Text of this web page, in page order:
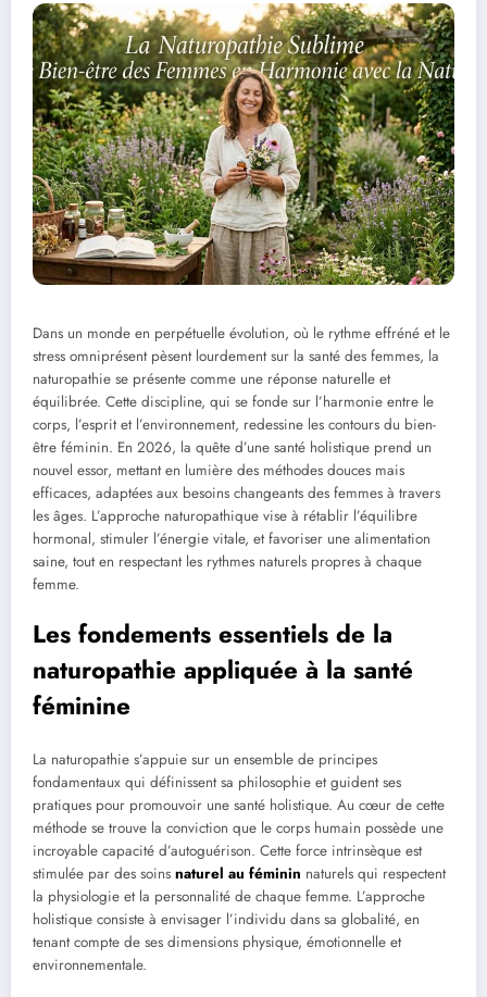
Dans un monde en perpétuelle évolution, où le rythme effréné et le
stress omniprésent pèsent lourdement sur la santé des femmes, la
naturopathie se présente comme une réponse naturelle et
équilibrée. Cette discipline, qui se fonde sur l’harmonie entre le
corps, l’esprit et l’environnement, redessine les contours du bien-
être féminin. En 2026, la quête d’une santé holistique prend un
nouvel essor, mettant en lumière des méthodes douces mais
efficaces, adaptées aux besoins changeants des femmes à travers
les âges. L’approche naturopathique vise à rétablir l’équilibre
hormonal, stimuler l’énergie vitale, et favoriser une alimentation
saine, tout en respectant les rythmes naturels propres à chaque
femme.
Les fondements essentiels de la
naturopathie appliquée à la santé
féminine
La naturopathie s’appuie sur un ensemble de principes
fondamentaux qui définissent sa philosophie et guident ses
pratiques pour promouvoir une santé holistique. Au cœur de cette
méthode se trouve la conviction que le corps humain possède une
incroyable capacité d’autoguérison. Cette force intrinsèque est
stimulée par des soins naturel au féminin naturels qui respectent
la physiologie et la personnalité de chaque femme. L’approche
holistique consiste à envisager l’individu dans sa globalité, en
tenant compte de ses dimensions physique, émotionnelle et
environnementale.